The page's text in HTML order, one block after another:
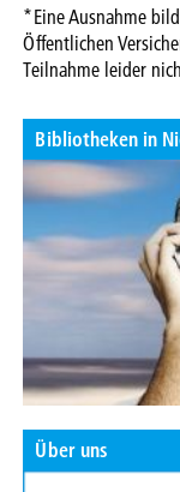
*Eine Ausnahme
Öffentlichen
Teilnahme leider
Bibliotheken in
Über uns